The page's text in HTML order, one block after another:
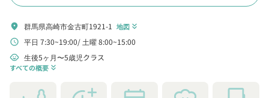
location_on 群馬県高崎市金古町1921-1 地図 keyboard_double_arrow_down
schedule 平日 7:30~19:00 土曜 8:00~15:00
child_care 生後5ヶ月〜5歳児クラス
すべての概要 keyboard_double_arrow_down